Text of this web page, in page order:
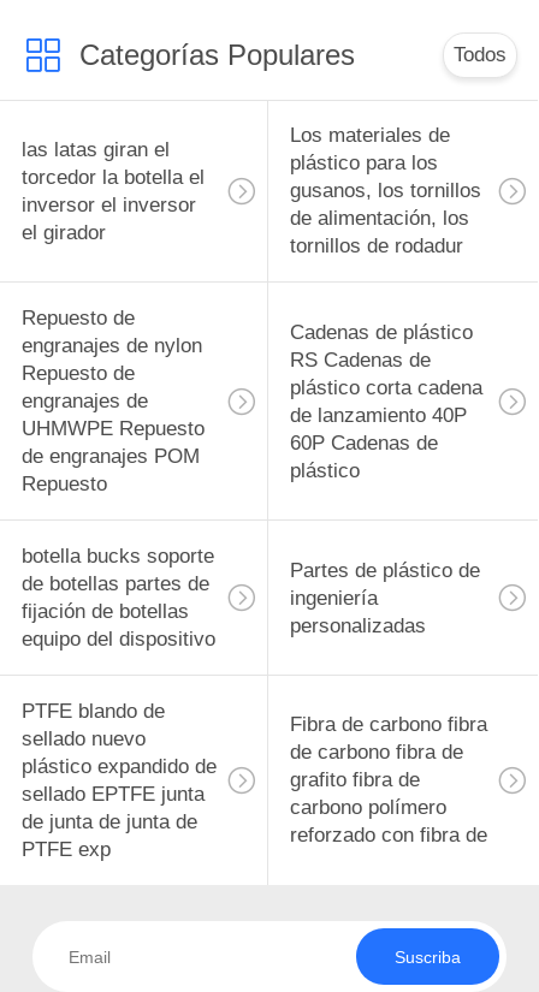
Categorías Populares Todos
las latas giran el
torcedor la botella el
inversor el inversor
el girador
Los materiales de
plástico para los
gusanos, los tornillos
de alimentación, los
tornillos de rodadur
Repuesto de
engranajes de nylon
Repuesto de
engranajes de
UHMWPE Repuesto
de engranajes POM
Repuesto
Cadenas de plástico
RS Cadenas de
plástico corta cadena
de lanzamiento 40P
60P Cadenas de
plástico
botella bucks soporte
de botellas partes de
fijación de botellas
equipo del dispositivo
Partes de plástico de
ingeniería
personalizadas
PTFE blando de
sellado nuevo
plástico expandido de
sellado EPTFE junta
de junta de junta de
PTFE exp
Fibra de carbono fibra
de carbono fibra de
grafito fibra de
carbono polímero
reforzado con fibra de
Suscriba